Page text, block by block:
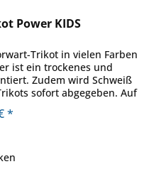
Power KIDS
Trikot in vielen Farben
ist ein trockenes und
Zudem wird Schweiß
sofort abgegeben. Auf
*